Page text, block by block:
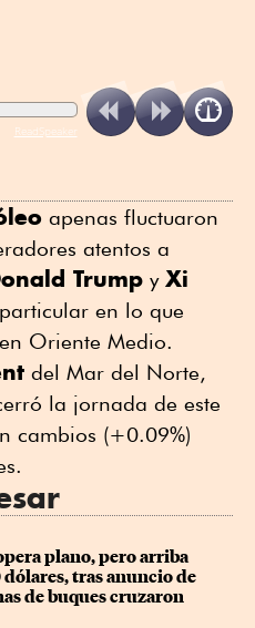
ReadSpeaker
apenas fluctuaron
atentos a
Trump y Xi
en lo que
Oriente Medio.
del Mar del Norte,
la jornada de este
cambios (+0.09%)
plano, pero arriba
dólares, tras anuncio de
de buques cruzaron